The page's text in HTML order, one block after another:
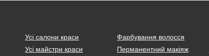
Усі салони краси
Усі майстри краси
Фарбування волосся
Перманентний макіяж